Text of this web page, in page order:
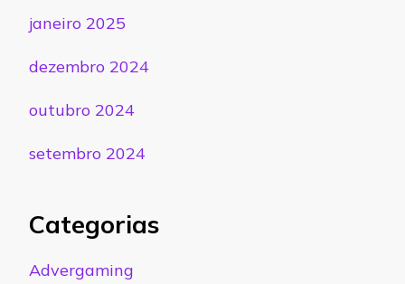
janeiro 2025
dezembro 2024
outubro 2024
setembro 2024
Categorias
Advergaming